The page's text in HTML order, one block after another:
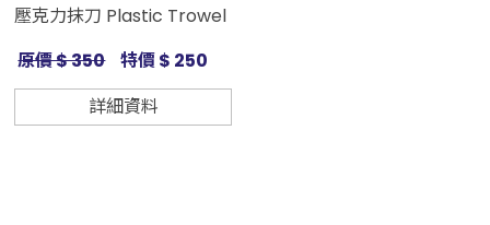
壓克力抹刀 Plastic Trowel
原價 $ 350
特價 $ 250
詳細資料